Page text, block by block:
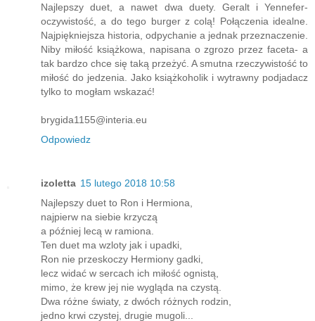
Najlepszy duet, a nawet dwa duety. Geralt i Yennefer-
oczywistość, a do tego burger z colą! Połączenia idealne.
Najpiękniejsza historia, odpychanie a jednak przeznaczenie.
Niby miłość książkowa, napisana o zgrozo przez faceta- a
tak bardzo chce się taką przeżyć. A smutna rzeczywistość to
miłość do jedzenia. Jako książkoholik i wytrawny podjadacz
tylko to mogłam wskazać!
brygida1155@interia.eu
Odpowiedz
izoletta 15 lutego 2018 10:58
Najlepszy duet to Ron i Hermiona,
najpierw na siebie krzyczą
a później lecą w ramiona.
Ten duet ma wzloty jak i upadki,
Ron nie przeskoczy Hermiony gadki,
lecz widać w sercach ich miłość ognistą,
mimo, że krew jej nie wygląda na czystą.
Dwa różne światy, z dwóch różnych rodzin,
jedno krwi czystej, drugie mugoli...